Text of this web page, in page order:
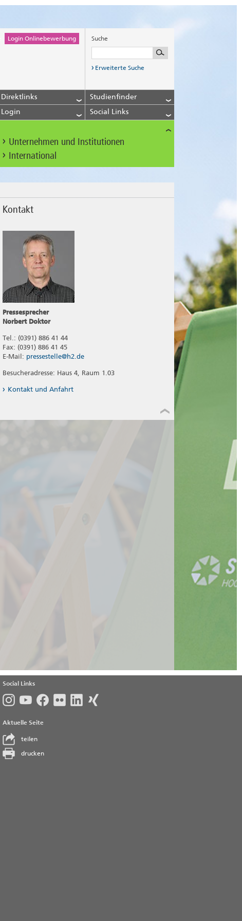
Login Onlinebewerbung Suche
Erweiterte Suche
Direktlinks
Studienfinder
Login
Social Links
Unternehmen und Institutionen
International
Kontakt
Pressesprecher
Norbert Doktor
Tel.: (0391) 886 41 44
Fax: (0391) 886 41 45
E-Mail: pressestelle@h2.de
Besucheradresse: Haus 4, Raum 1.03
Kontakt und Anfahrt
Social Links
Aktuelle Seite
teilen
drucken